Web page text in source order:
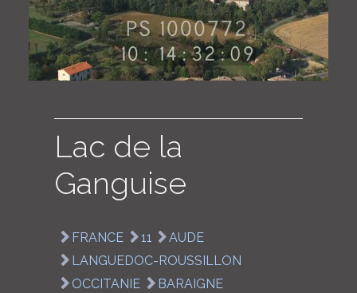
COLLECTIONS
Lac de la
Ganguise
FRANCE 11
AUDE
LANGUEDOC-ROUSSILLON
OCCITANIE
BARAIGNE